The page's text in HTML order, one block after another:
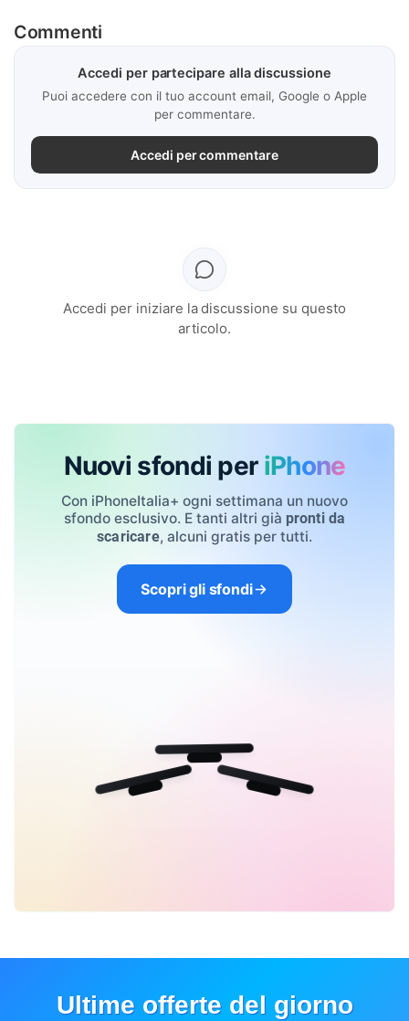
Commenti
Accedi per partecipare alla discussione
Puoi accedere con il tuo account email, Google o Apple
per commentare.
Accedi per commentare
Accedi per iniziare la discussione su questo
articolo.
Nuovi sfondi per iPhone
Con iPhoneItalia+ ogni settimana un nuovo
sfondo esclusivo. E tanti altri già pronti da
scaricare, alcuni gratis per tutti.
Scopri gli sfondi
Ultime offerte del giorno